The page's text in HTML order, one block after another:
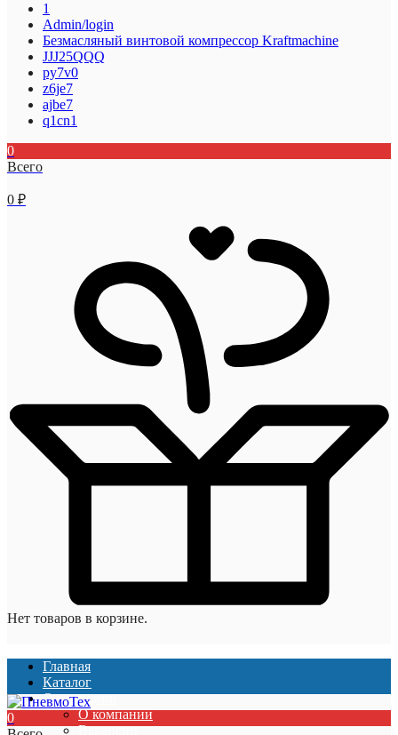
1
Admin/login
Безмасляный винтовой компрессор Kraftmaсhine
JJJ25QQQ
py7v0
z6je7
ajbe7
q1cn1
0
Всего
0 ₽
Нет товаров в корзине.
Главная
Каталог
О компании
О компании
Вакансии
0